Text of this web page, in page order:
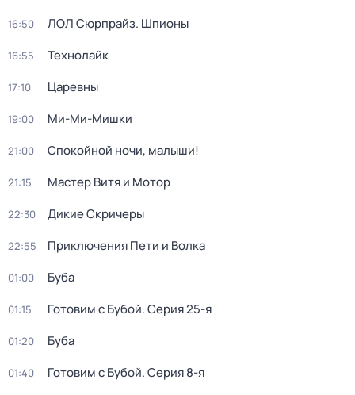
16:50 ЛОЛ Сюрпрайз. Шпионы
16:55 Технолайк
17:10 Царевны
19:00 Ми-Ми-Мишки
21:00 Спокойной ночи, малыши!
21:15 Мастер Витя и Мотор
22:30 Дикие Скричеры
22:55 Приключения Пети и Волка
01:00 Буба
01:15 Готовим с Бубой. Серия 25-я
01:20 Буба
01:40 Готовим с Бубой. Серия 8-я